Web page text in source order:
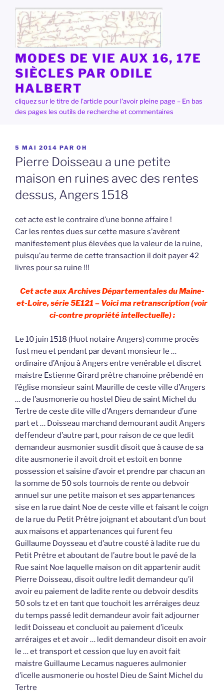
contenu
principal
MODES DE VIE AUX 16, 17E
SIÈCLES PAR ODILE
HALBERT
cliquez sur le titre de l'article pour l'avoir pleine page – En bas
des pages les outils de recherche et commentaires
PUBLIÉ
LE
5 MAI 2014 PAR OH
Pierre Doisseau a une petite
maison en ruines avec des rentes
dessus, Angers 1518
cet acte est le contraire d’une bonne affaire !
Car les rentes dues sur cette masure s’avèrent
manifestement plus élevées que la valeur de la ruine,
puisqu’au terme de cette transaction il doit payer 42
livres pour sa ruine !!!
Cet acte aux Archives Départementales du Maine-
et-Loire, série 5E121 – Voici ma retranscription (voir
ci-contre propriété intellectuelle) :
Le 10 juin 1518 (Huot notaire Angers) comme procès
fust meu et pendant par devant monsieur le …
ordinaire d’Anjou à Angers entre venérable et discret
maistre Estienne Girard prêtre chanoine prébendé en
l’église monsieur saint Maurille de ceste ville d’Angers
… de l’ausmonerie ou hostel Dieu de saint Michel du
Tertre de ceste dite ville d’Angers demandeur d’une
part et … Doisseau marchand demourant audit Angers
deffendeur d’autre part, pour raison de ce que ledit
demandeur ausmonier susdit disoit que à cause de sa
dite ausmonerie il avoit droit et estoit en bonne
possession et saisine d’avoir et prendre par chacun an
la somme de 50 sols tournois de rente ou debvoir
annuel sur une petite maison et ses appartenances
sise en la rue daint Noe de ceste ville et faisant le coign
de la rue du Petit Prêtre joignant et aboutant d’un bout
aux maisons et appartenances qui furent feu
Guillaume Doysseau et d’autre cousté à ladite rue du
Petit Prêtre et aboutant de l’autre bout le pavé de la
Rue saint Noe laquelle maison on dit appartenir audit
Pierre Doisseau, disoit oultre ledit demandeur qu’il
avoir eu paiement de ladite rente ou debvoir desdits
50 sols tz et en tant que touchoit les arréraiges deuz
du temps passé ledit demandeur avoir fait adjourner
ledit Doisseau et concluoit au paiement d’iceulx
arréraiges et et avoir … ledit demandeur disoit en avoir
le … et transport et cession que luy en avoit fait
maistre Guillaume Lecamus nagueres aulmonier
d’icelle ausmonerie ou hostel Dieu de Saint Michel du
Tertre